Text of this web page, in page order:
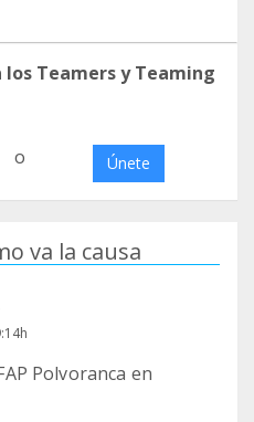
los Teamers y Teaming
o Únete
va la causa
Polvoranca en